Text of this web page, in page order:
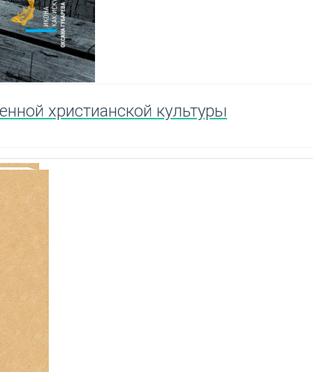
христианской культуры